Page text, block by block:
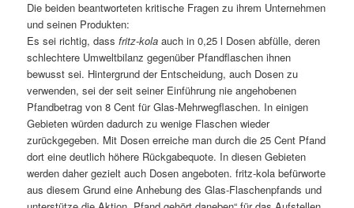
Die beiden beantworteten kritische Fragen zu ihrem Unternehmen
und seinen Produkten:
Es sei richtig, dassfritz-kola auch in 0,25 l Dosen abfülle, deren
schlechtere Umweltbilanz gegenüber Pfandflaschen ihnen
bewusst sei. Hintergrund der Entscheidung, auch Dosen zu
verwenden, sei der seit seiner Einführung nie angehobenen
Pfandbetrag von 8 Cent für Glas-Mehrwegflaschen. In einigen
Gebieten würden dadurch zu wenige Flaschen wieder
zurückgegeben. Mit Dosen erreiche man durch die 25 Cent Pfand
dort eine deutlich höhere Rückgabequote. In diesen Gebieten
werden daher gezielt auch Dosen angeboten. fritz-kola befürworte
aus diesem Grund eine Anhebung des Glas-Flaschenpfands und